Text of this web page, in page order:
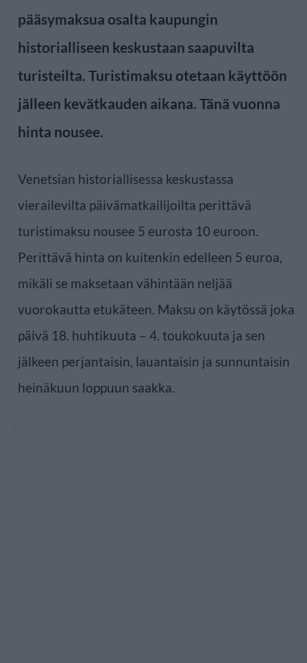
pääsymaksua osalta kaupungin
historialliseen keskustaan saapuvilta
turisteilta. Turistimaksu otetaan käyttöön
jälleen kevätkauden aikana. Tänä vuonna
hinta nousee.
Venetsian historiallisessa keskustassa
vierailevilta päivämatkailijoilta perittävä
turistimaksu nousee 5 eurosta 10 euroon.
Perittävä hinta on kuitenkin edelleen 5 euroa,
mikäli se maksetaan vähintään neljää
vuorokautta etukäteen. Maksu on käytössä joka
päivä 18. huhtikuuta – 4. toukokuuta ja sen
jälkeen perjantaisin, lauantaisin ja sunnuntaisin
heinäkuun loppuun saakka.